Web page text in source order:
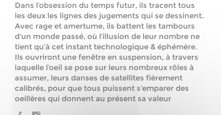
Dans l’obsession du temps futur, ils tracent tous
les deux les lignes des jugements qui se dessinent.
Avec rage et amertume, ils battent les tambours
d’un monde passé, où l’illusion de leur nombre ne
tient qu’à cet instant technologique & éphémère.
Ils ouvriront une fenêtre en suspension, à travers
laquelle l’oeil se pose sur leurs nombreux rôles à
assumer, leurs danses de satellites fièrement
calibrés, pour que tous puissent s’emparer des
oeillères qui donnent au présent sa valeur